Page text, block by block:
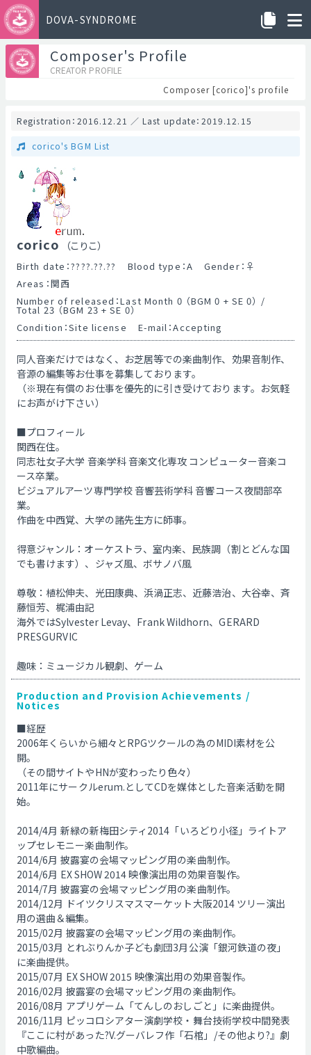
DOVA-SYNDROME
Composer's Profile
CREATOR PROFILE
Composer [corico]'s profile
Registration：2016.12.21 ／ Last update：2019.12.15
corico's BGM List
corico （こりこ）
Birth date：????.??.?? Blood type：A Gender： ♀
Areas：関西
Number of released：Last Month 0 （BGM 0 + SE 0） /
Total 23 （BGM 23 + SE 0）
Condition：Site license
E-mail：Accepting
同人音楽だけではなく、お芝居等での楽曲制作、効果音制作、
音源の編集等お仕事を募集しております。
（※現在有償のお仕事を優先的に引き受けております。お気軽
にお声がけ下さい）
■プロフィール
関西在住。
同志社女子大学 音楽学科 音楽文化専攻 コンピューター音楽コ
ース卒業。
ビジュアルアーツ専門学校 音響芸術学科 音響コース夜間部卒
業。
作曲を中西覚、大学の諸先生方に師事。
得意ジャンル：オーケストラ、室内楽、民族調（割とどんな国
でも書けます）、ジャズ風、ボサノバ風
尊敬：植松伸夫、光田康典、浜渦正志、近藤浩治、大谷幸、斉
藤恒芳、梶浦由記
海外ではSylvester Levay、Frank Wildhorn、GERARD
PRESGURVIC
趣味：ミュージカル観劇、ゲーム
Production and Provision Achievements /
Notices
■経歴
2006年くらいから細々とRPGツクールの為のMIDI素材を公
開。
（その間サイトやHNが変わったり色々）
2011年にサークルerum.としてCDを媒体とした音楽活動を開
始。
2014/4月 新緑の新梅田シティ2014「いろどり小径」ライトア
ップセレモニー楽曲制作。
2014/6月 披露宴の会場マッピング用の楽曲制作。
2014/6月 EX SHOW 2014 映像演出用の効果音製作。
2014/7月 披露宴の会場マッピング用の楽曲制作。
2014/12月 ドイツクリスマスマーケット大阪2014 ツリー演出
用の選曲＆編集。
2015/02月 披露宴の会場マッピング用の楽曲制作。
2015/03月 とれぶりんか子ども劇団3月公演「銀河鉄道の夜」
に楽曲提供。
2015/07月 EX SHOW 2015 映像演出用の効果音製作。
2016/02月 披露宴の会場マッピング用の楽曲制作。
2016/08月 アプリゲーム「てんしのおしごと」に楽曲提供。
2016/11月 ピッコロシアター演劇学校・舞台技術学校中間発表
『ここに村があった?V.グーバレフ作「石棺」/その他より?』劇
中歌編曲。